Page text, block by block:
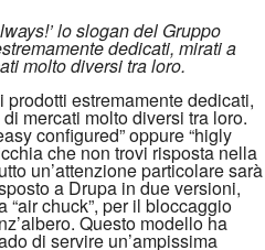
lo slogan del Gruppo
dedicati, mirati a
molto diversi tra loro.
estremamente dedicati,
mercati molto diversi tra loro.
configured” oppure “higly
che non trovi risposta nella
un’attenzione particolare sarà
a Drupa in due versioni,
chuck”, per il bloccaggio
Questo modello ha
di servire un’ampissima